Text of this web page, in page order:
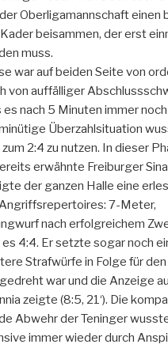
Oberligamannschaft einen
beisammen, der erst
muss.
war auf beiden Seite von
von auffälliger
nach 5 Minuten immer noch
Überzahlsituation
2:4 zu nutzen. In dieser
erwähnte Freiburger
der ganzen Halle eine
7-Meter,
nach erfolgreichem
4:4. Er setzte sogar noch
Strafwürfe in Folge für den
war und die Anzeige
zeigte (8:5, 21‘). Die
Abwehr der Teninger
immer wieder durch